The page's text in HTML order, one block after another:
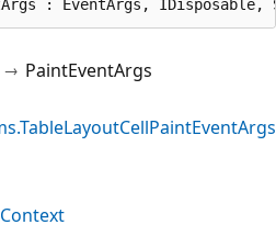
: EventArgs, IDisposable,
PaintEventArgs